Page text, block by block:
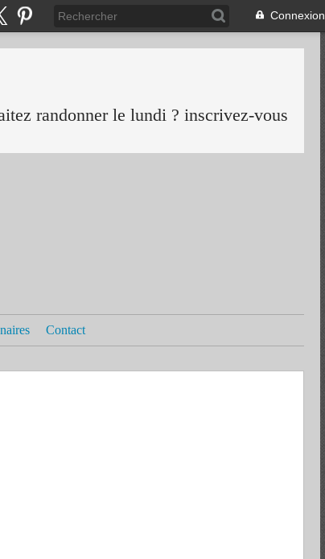
Connexion
randonner le lundi ? inscrivez-vous
Contact